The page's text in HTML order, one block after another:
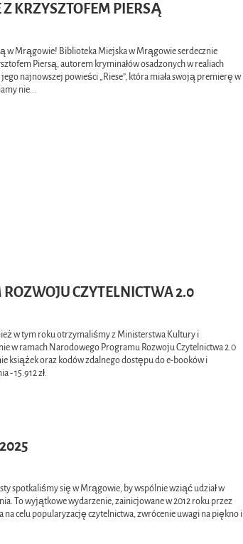
KRZYSZTOFEM PIERSĄ
w Mrągowie! Biblioteka Miejska w Mrągowie serdecznie
Piersą, autorem kryminałów osadzonych w realiach
najnowszej powieści „Riese”, która miała swoją premierę w
nie...
CZYTELNICTWA 2.0
w tym roku otrzymaliśmy z Ministerstwa Kultury i
w ramach Narodowego Programu Rozwoju Czytelnictwa 2.0
książek oraz kodów zdalnego dostępu do e-booków i
- 15.912 zł.
spotkaliśmy się w Mrągowie, by wspólnie wziąć udział w
To wyjątkowe wydarzenie, zainicjowane w 2012 roku przez
na celu popularyzację czytelnictwa, zwrócenie uwagi na piękno i